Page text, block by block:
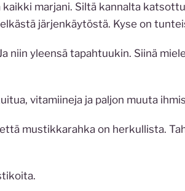
marjani. Siltä kannalta
järjenkäytöstä. Kyse on
niin yleensä tapahtuukin. Siinä
vitamiineja ja paljon muuta
mustikkarahka on herkullista.